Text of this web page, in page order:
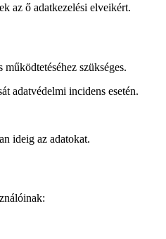
az ő adatkezelési elveikért.
szükséges.
adatvédelmi incidens esetén.
ideig az adatokat.